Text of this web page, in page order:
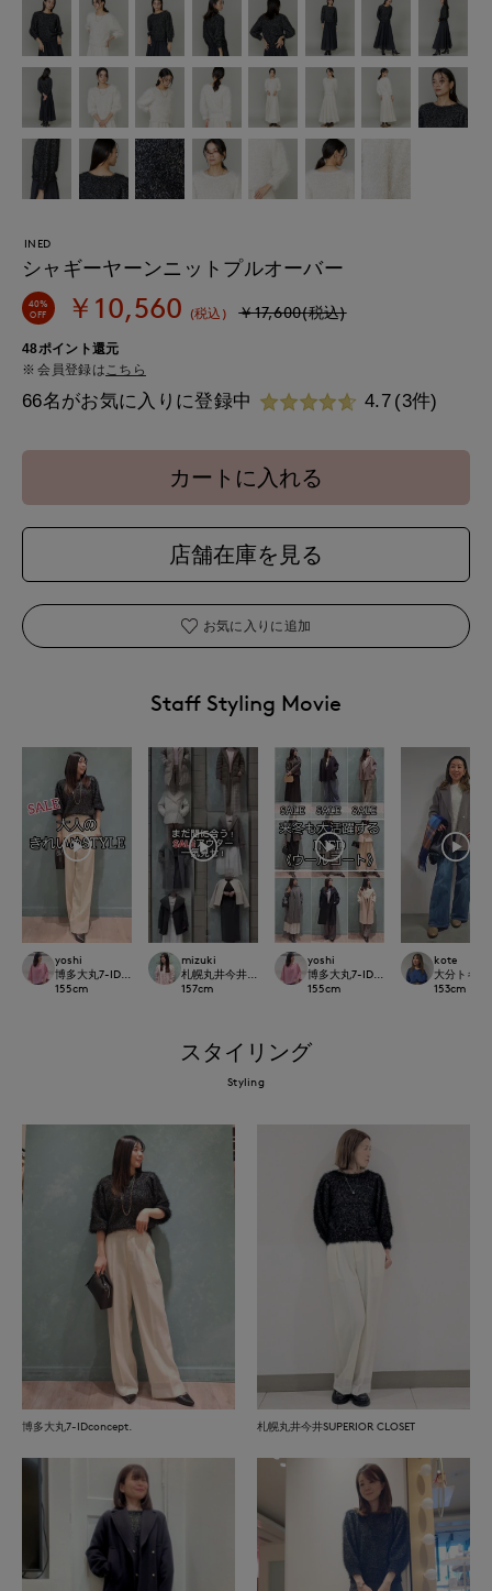
INED
シャギーヤーンニットプルオーバー
40%
OFF
￥10,560 (税込) ￥17,600(税込)
48ポイント還元
会員登録は こちら
66名がお気に入りに登録中 4.7 (3件)
カートに入れる
店舗在庫を見る
お気に入りに追加
Staff Styling Movie
yoshi
博多大丸7-IDconcept.
155cm
mizuki
札幌丸井今井SUPERIOR CLOSET
157cm
yoshi
博多大丸7-IDconcept.
155cm
kote
大分トキハ
153cm
スタイリング
Styling
博多大丸7-IDconcept. 札幌丸井今井SUPERIOR CLOSET